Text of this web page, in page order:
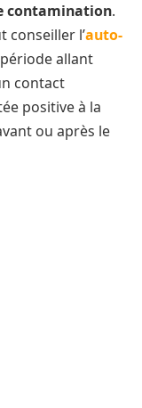
contamination.
conseiller l’auto-
allant
contact
positive à la
ou après le